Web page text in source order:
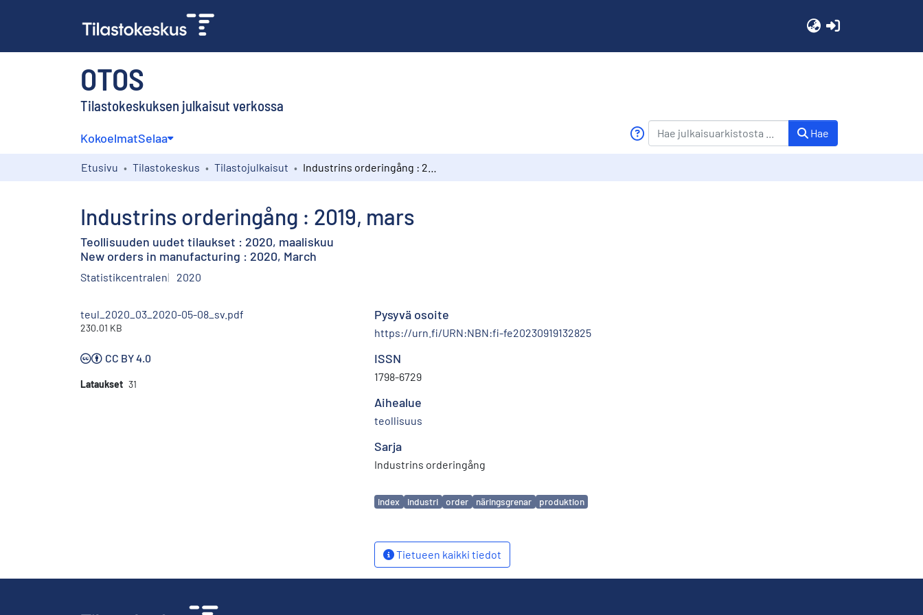
OTOS
Tilastokeskuksen julkaisut verkossa
KokoelmatSelaa Hae
Etusivu Tilastokeskus Tilastojulkaisut
Industrins orderingång : 2019, mars
Teollisuuden uudet tilaukset : 2020, maaliskuu
New orders in manufacturing : 2020, March
Statistikcentralen 2020
teul_2020_03_2020-05-08_sv.pdf
230.01 KB
CC BY 4.0
Lataukset 31
Pysyvä osoite
https://urn.fi/URN:NBN:fi-fe20230919132825
ISSN
1798-6729
Aihealue
teollisuus
Sarja
Industrins orderingång
Avainsanat
index industri order näringsgrenar produktion
Tietueen kaikki tiedot